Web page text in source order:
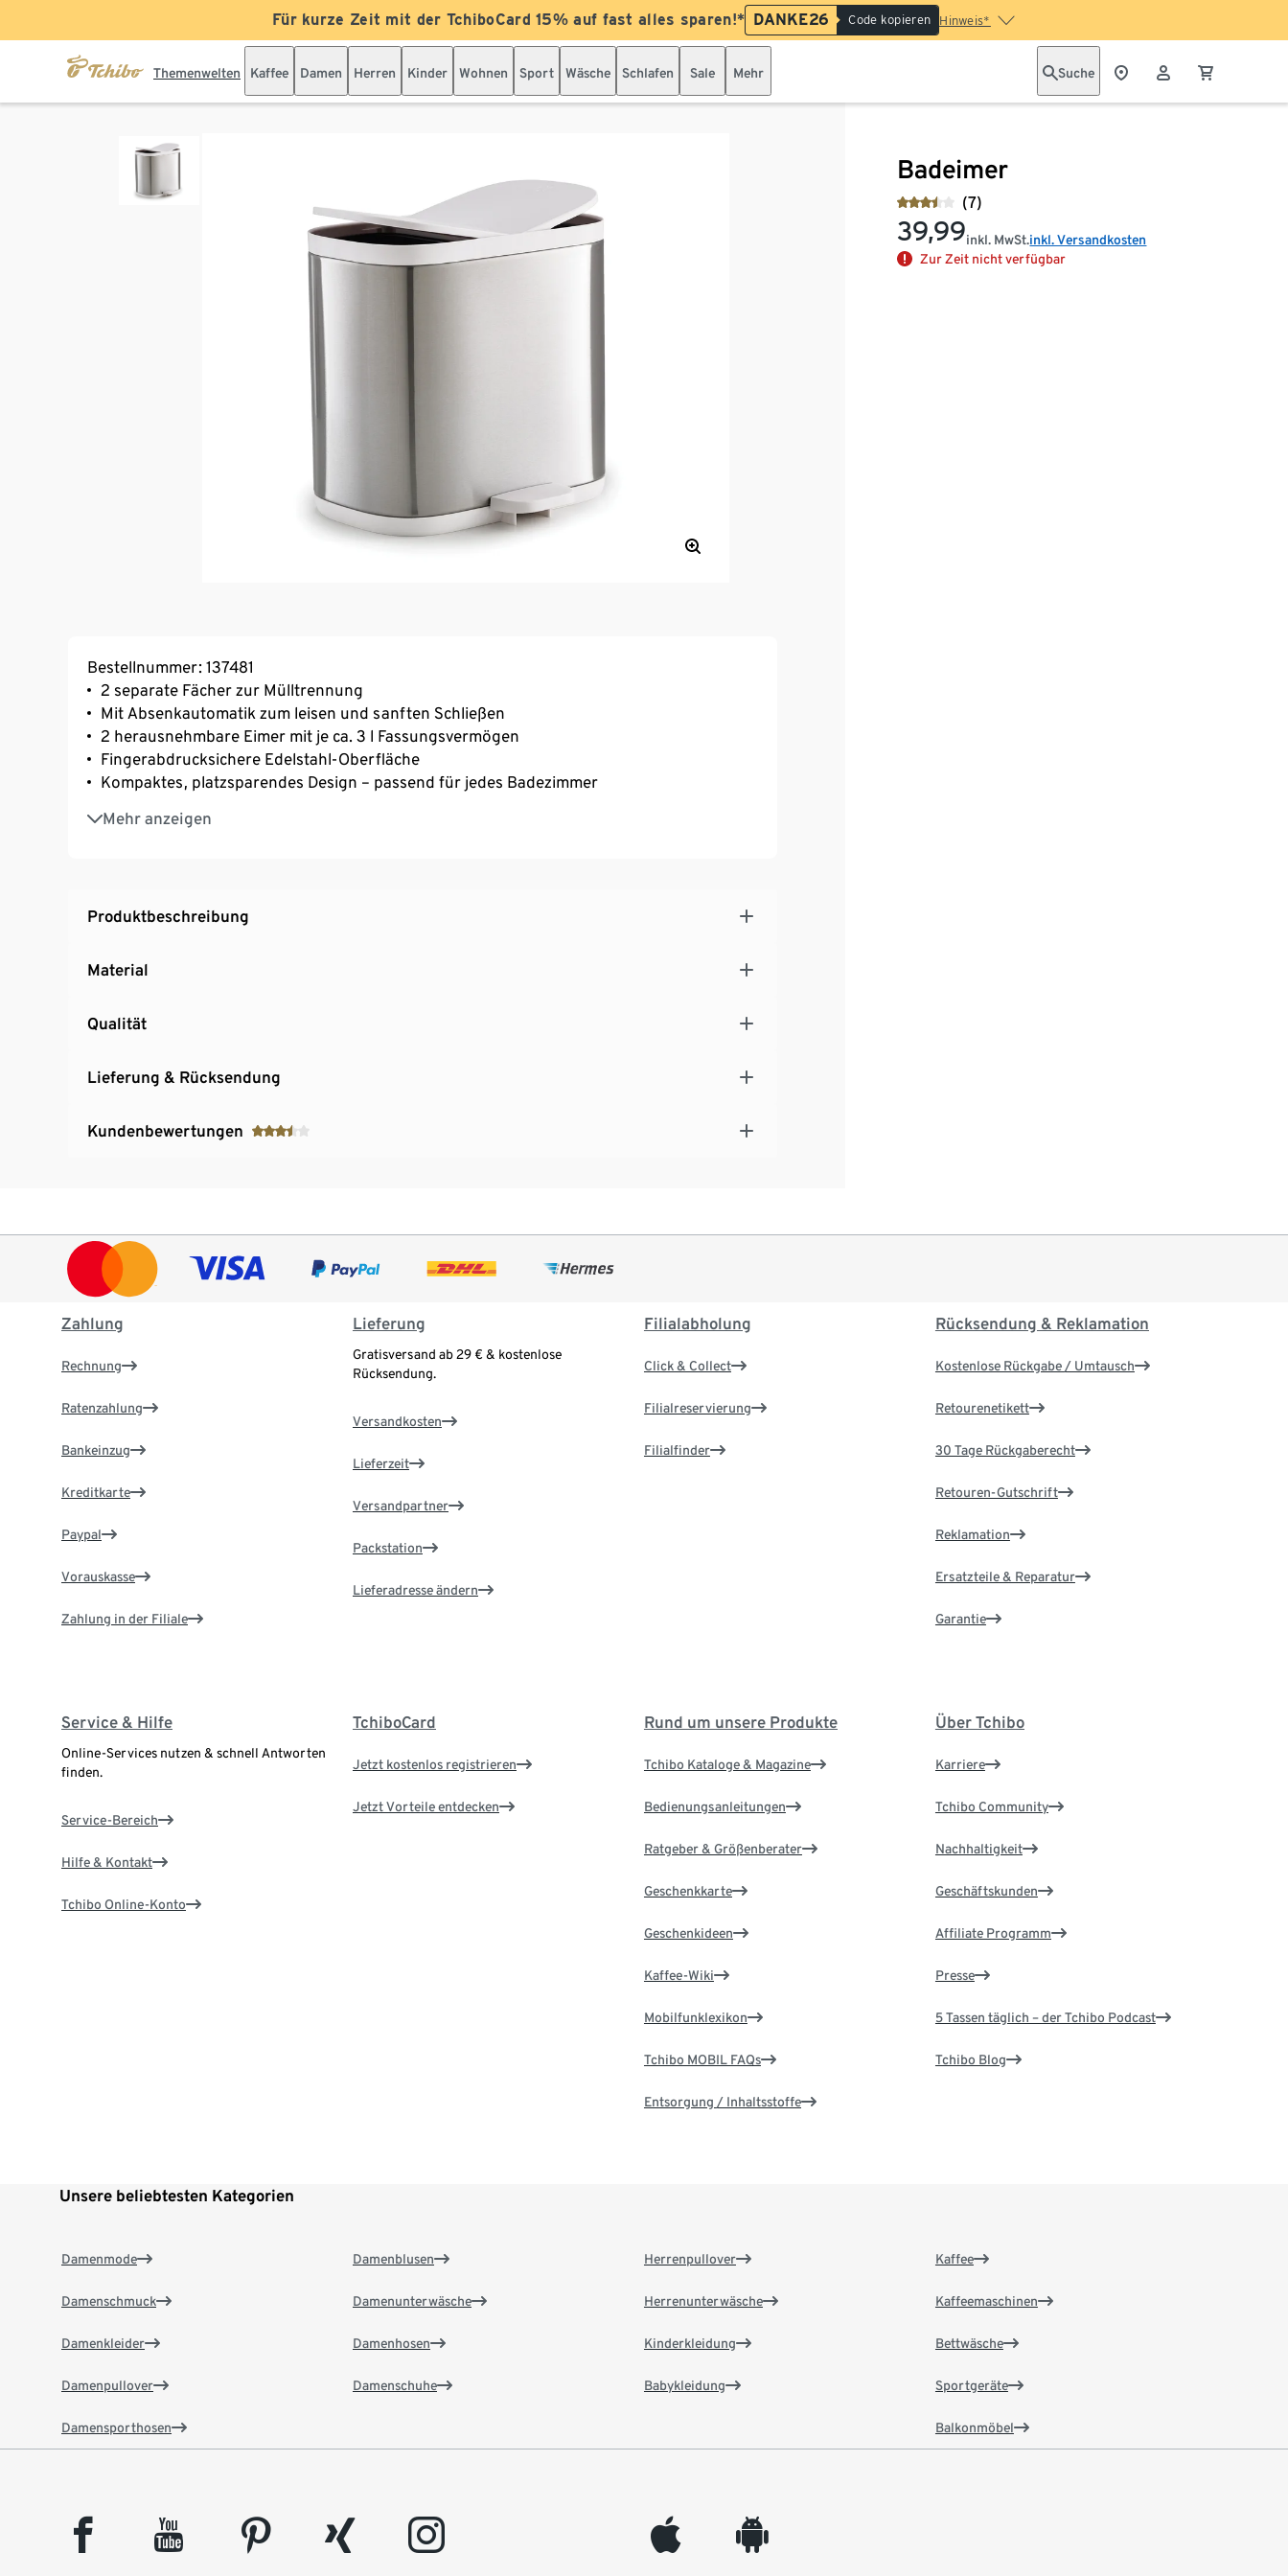
Für kurze Zeit mit der TchiboCard 15% auf fast alles sparen!* DANKE26 Code kopieren Hinweis*
Themenwelten Kaffee Damen Herren Kinder Wohnen Sport Wäsche Schlafen Sale Mehr Suche
Badeimer
(7)
39,99inkl. MwSt.inkl. Versandkosten
Zur Zeit nicht verfügbar
Bestellnummer: 137481
2 separate Fächer zur Mülltrennung
Mit Absenkautomatik zum leisen und sanften Schließen
2 herausnehmbare Eimer mit je ca. 3 l Fassungsvermögen
Fingerabdrucksichere Edelstahl-Oberfläche
Kompaktes, platzsparendes Design – passend für jedes Badezimmer
Mehr anzeigen
Zum Entsorgen von Wattestäbchen, Abschminkpads etc.
Produktbeschreibung
Material
Qualität
Lieferung & Rücksendung
Kundenbewertungen
Zahlung
Rechnung
Ratenzahlung
Bankeinzug
Kreditkarte
Paypal
Vorauskasse
Zahlung in der Filiale
Lieferung
Gratisversand ab 29 € & kostenlose
Rücksendung.
Versandkosten
Lieferzeit
Versandpartner
Packstation
Lieferadresse ändern
Filialabholung
Click & Collect
Filialreservierung
Filialfinder
Rücksendung & Reklamation
Kostenlose Rückgabe / Umtausch
Retourenetikett
30 Tage Rückgaberecht
Retouren-Gutschrift
Reklamation
Ersatzteile & Reparatur
Garantie
Service & Hilfe
Online-Services nutzen & schnell Antworten
finden.
Service-Bereich
Hilfe & Kontakt
Tchibo Online-Konto
TchiboCard
Jetzt kostenlos registrieren
Jetzt Vorteile entdecken
Rund um unsere Produkte
Tchibo Kataloge & Magazine
Bedienungsanleitungen
Ratgeber & Größenberater
Geschenkkarte
Geschenkideen
Kaffee-Wiki
Mobilfunklexikon
Tchibo MOBIL FAQs
Entsorgung / Inhaltsstoffe
Über Tchibo
Karriere
Tchibo Community
Nachhaltigkeit
Geschäftskunden
Affiliate Programm
Presse
5 Tassen täglich – der Tchibo Podcast
Tchibo Blog
Unsere beliebtesten Kategorien
Damenmode
Damenschmuck
Damenkleider
Damenpullover
Damensporthosen
Damenblusen
Damenunterwäsche
Damenhosen
Damenschuhe
Herrenpullover
Herrenunterwäsche
Kinderkleidung
Babykleidung
Kaffee
Kaffeemaschinen
Bettwäsche
Sportgeräte
Balkonmöbel
facebook youtube pinterest xing instagram appleinc android